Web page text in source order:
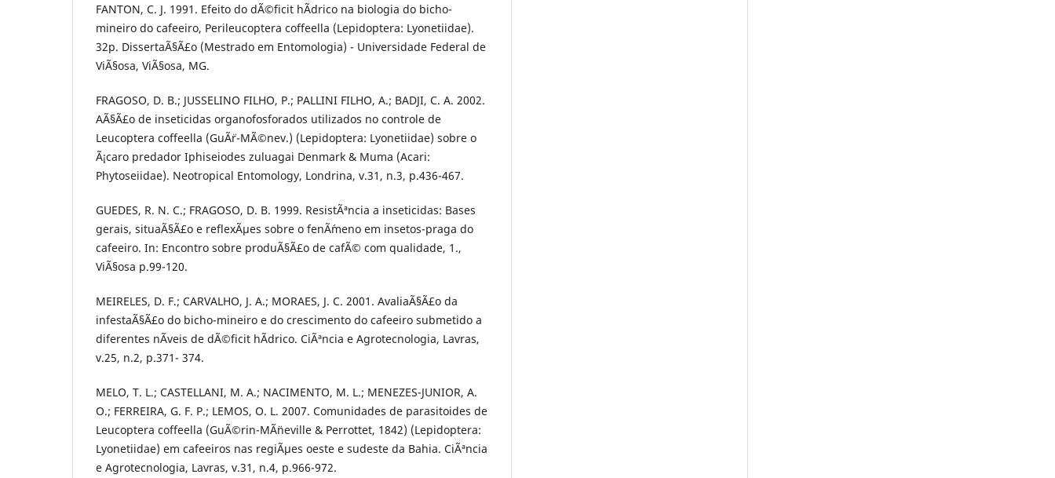
FANTON, C. J. 1991. Efeito do dÃ©ficit hÃ­drico na biologia do bicho-
mineiro do cafeeiro, Perileucoptera coffeella (Lepidoptera: Lyonetiidae).
32p. DissertaÃ§Ã£o (Mestrado em Entomologia) - Universidade Federal de
ViÃ§osa, ViÃ§osa, MG.
FRAGOSO, D. B.; JUSSELINO FILHO, P.; PALLINI FILHO, A.; BADJI, C. A. 2002.
AÃ§Ã£o de inseticidas organofosforados utilizados no controle de
Leucoptera coffeella (GuÃ¨r-MÃ©nev.) (Lepidoptera: Lyonetiidae) sobre o
Ã¡caro predador Iphiseiodes zuluagai Denmark & Muma (Acari:
Phytoseiidae). Neotropical Entomology, Londrina, v.31, n.3, p.436-467.
GUEDES, R. N. C.; FRAGOSO, D. B. 1999. ResistÃªncia a inseticidas: Bases
gerais, situaÃ§Ã£o e reflexÃµes sobre o fenÃ´meno em insetos-praga do
cafeeiro. In: Encontro sobre produÃ§Ã£o de cafÃ© com qualidade, 1.,
ViÃ§osa p.99-120.
MEIRELES, D. F.; CARVALHO, J. A.; MORAES, J. C. 2001. AvaliaÃ§Ã£o da
infestaÃ§Ã£o do bicho-mineiro e do crescimento do cafeeiro submetido a
diferentes nÃ­veis de dÃ©ficit hÃ­drico. CiÃªncia e Agrotecnologia, Lavras,
v.25, n.2, p.371- 374.
MELO, T. L.; CASTELLANI, M. A.; NACIMENTO, M. L.; MENEZES-JUNIOR, A.
O.; FERREIRA, G. F. P.; LEMOS, O. L. 2007. Comunidades de parasitoides de
Leucoptera coffeella (GuÃ©rin-MÃ¨neville & Perrottet, 1842) (Lepidoptera:
Lyonetiidae) em cafeeiros nas regiÃµes oeste e sudeste da Bahia. CiÃªncia
e Agrotecnologia, Lavras, v.31, n.4, p.966-972.